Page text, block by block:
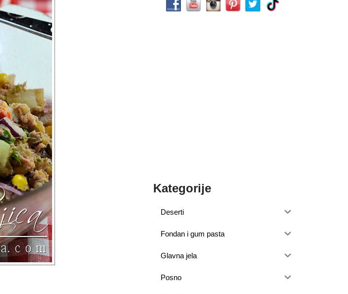
Kategorije
Deserti
Fondan i gum pasta
Glavna jela
Posno